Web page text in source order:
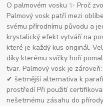
O palmovém vosku ✨ Proč
Palmový vosk patří mezi
svému přírodnímu původu a
krystalický efekt vytváří na
které je každý kus originál.
díky kterému svíčky hoří
tvar. Palmový vosk je
✔ šetrnější alternativa k
prostředí Při použití
nešetrnému zásahu do